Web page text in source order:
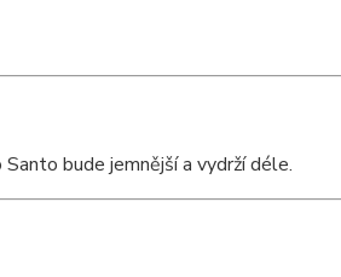
bude jemnější a vydrží déle.